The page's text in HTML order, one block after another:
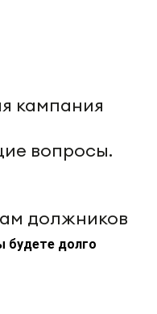
кампания
вопросы.
должников
будете долго